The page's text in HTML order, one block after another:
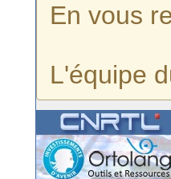
En vous
L'équipe